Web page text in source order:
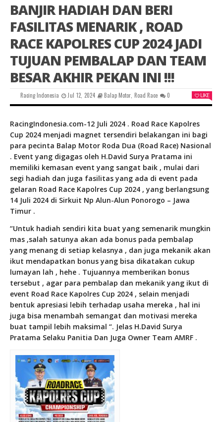
BANJIR HADIAH DAN BERI
FASILITAS MENARIK , ROAD
RACE KAPOLRES CUP 2024 JADI
TUJUAN PEMBALAP DAN TEAM
BESAR AKHIR PEKAN INI !!!
Racing Indonesia Jul 12, 2024 Balap Motor, Road Race 0 LIKE
RacingIndonesia.com-12 Juli 2024 . Road Race Kapolres
Cup 2024 menjadi magnet tersendiri belakangan ini bagi
para pecinta Balap Motor Roda Dua (Road Race) Nasional
. Event yang digagas oleh H.David Surya Pratama ini
memiliki kemasan event yang sangat baik , mulai dari
segi hadiah dan juga fasilitas yang ada di event pada
gelaran Road Race Kapolres Cup 2024 , yang berlangsung
14 Juli 2024 di Sirkuit Np Alun-Alun Ponorogo – Jawa
Timur .
“Untuk hadiah sendiri kita buat yang semenarik mungkin
mas ,salah satunya akan ada bonus pada pembalap
yang menang di setiap kelasnya , dan juga mekanik akan
ikut mendapatkan bonus yang bisa dikatakan cukup
lumayan lah , hehe . Tujuannya memberikan bonus
tersebut , agar para pembalap dan mekanik yang ikut di
event Road Race Kapolres Cup 2024 , selain menjadi
bentuk apresiasi lebih terhadap usaha mereka , hal ini
juga bisa menambah semangat dan motivasi mereka
buat tampil lebih maksimal “. Jelas H.David Surya
Pratama Selaku Panitia Dan Juga Owner Team AMRF .